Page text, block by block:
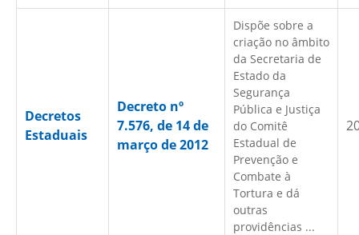
Decretos
Estaduais
Decreto nº
7.576, de 14 de
março de 2012
Dispõe sobre a
criação no âmbito
da Secretaria de
Estado da
Segurança
Pública e Justiça
do Comitê
Estadual de
Prevenção e
Combate à
Tortura e dá
outras
providências ...